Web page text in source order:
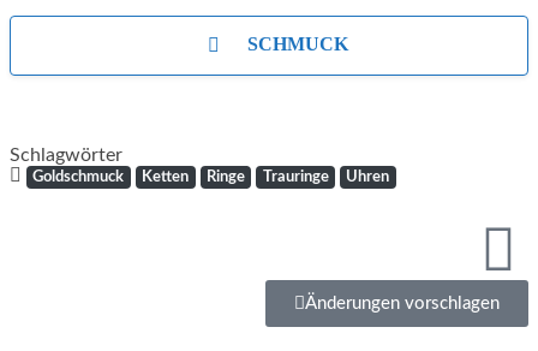
SCHMUCK
Schlagwörter
Goldschmuck Ketten Ringe Trauringe Uhren
Änderungen vorschlagen